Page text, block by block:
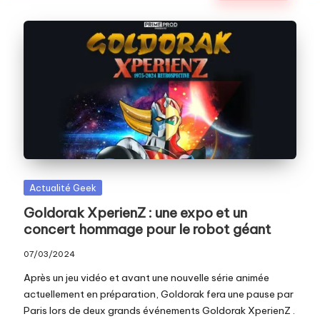
m
Posted
Actualité Geek
Goldorak XperienZ : une expo et un
concert hommage pour le robot géant
07/03/2024
Après un jeu vidéo et avant une nouvelle série animée
actuellement en préparation, Goldorak fera une pause par
Paris lors de deux grands événements Goldorak XperienZ .